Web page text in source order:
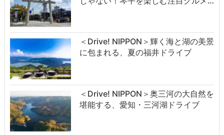
＜Drive! NIPPON＞輝く海と湖の美景
に包まれる、夏の福井ドライブ
＜Drive! NIPPON＞奥三河の大自然を
堪能する、愛知・三河湖ドライブ